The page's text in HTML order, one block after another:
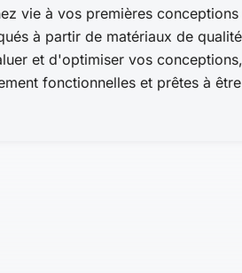
vie à vos premières
à partir de matériaux de
et d'optimiser vos
fonctionnelles et prêtes à